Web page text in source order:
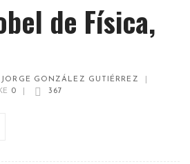
de Física,
JORGE GONZÁLEZ GUTIÉRREZ
0 367